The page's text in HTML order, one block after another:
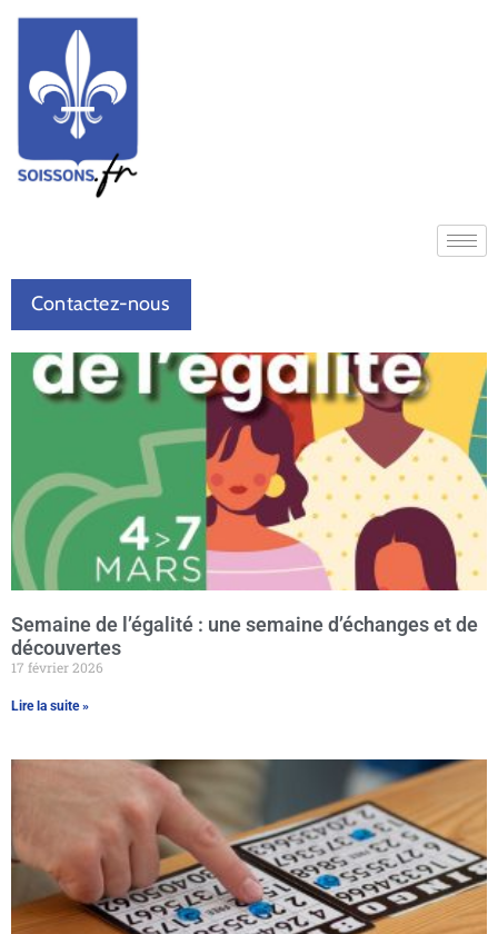
Contactez-nous
Semaine de l’égalité : une semaine d’échanges et de
découvertes
17 février 2026
Lire la suite »